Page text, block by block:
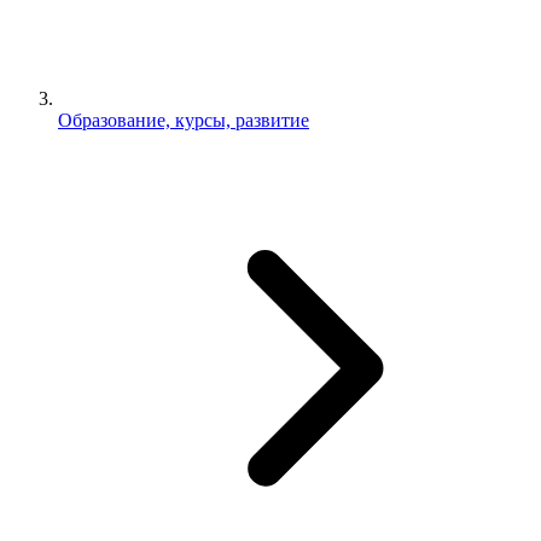
Образование, курсы, развитие